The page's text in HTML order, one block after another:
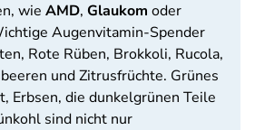
wie AMD, Glaukom oder
Augenvitamin-Spender
Rote Rüben, Brokkoli, Rucola,
und Zitrusfrüchte. Grünes
Erbsen, die dunkelgrünen Teile
sind nicht nur